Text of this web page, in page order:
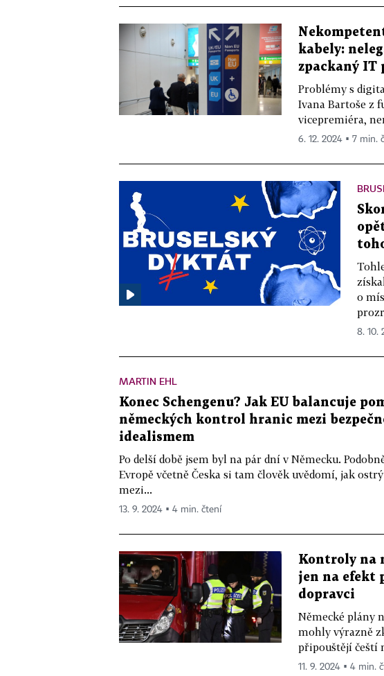
kabely:
zpackaný IT
Problémy s
Ivana Bartoše z
vicepremiéra,
6. 12. 2024 ▪ 7 min.
o
8. 10.
MARTIN EHL
Konec Schengenu? Jak EU balancuje
německých kontrol hranic mezi
idealismem
Po delší době jsem byl na pár dní v Německu.
Evropě včetně Česka si tam člověk uvědomí, jak
mezi...
13. 9. 2024 ▪ 4 min. čtení
Kontroly na
jen na efekt
dopravci
Německé plány
mohly výrazně
připouštějí čeští
11. 9. 2024 ▪ 4 min.